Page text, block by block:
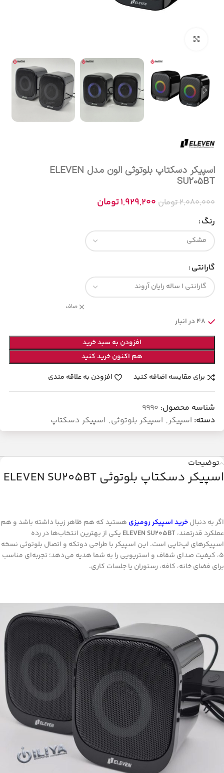
اسپیکر دسکتاپ بلوتوثی الون مدل ELEVEN
SU205BT
2,080,000تومان 1,929,200تومان
رنگ
گارانتی
صاف
48 در انبار
افزودن به سبد خرید
هم اکنون خرید کنید
برای مقایسه اضافه کنید
افزودن به علاقه مندی
شناسه محصول: 9990
دسته: اسپیکر, اسپیکر بلوتوثی, اسپیکر دسکتاپ
توضیحات
اسپیکر دسکتاپ بلوتوثی ELEVEN SU205BT
اگر به دنبالخرید اسپیکر رومیزی هستید که هم ظاهر زیبا داشته باشد و هم
عملکرد قدرتمند، ELEVEN SU205BT یکی از بهترین انتخاب‌ها در رده
اسپیکرهای لپ‌تاپی است. این اسپیکر با طراحی دو‌تکه و اتصال بلوتوثی نسخه
۵، کیفیت صدای شفاف و استریویی را به شما هدیه می‌دهد؛ تجربه‌ای مناسب
برای فضای خانه، کافه، رستوران یا جلسات کاری.